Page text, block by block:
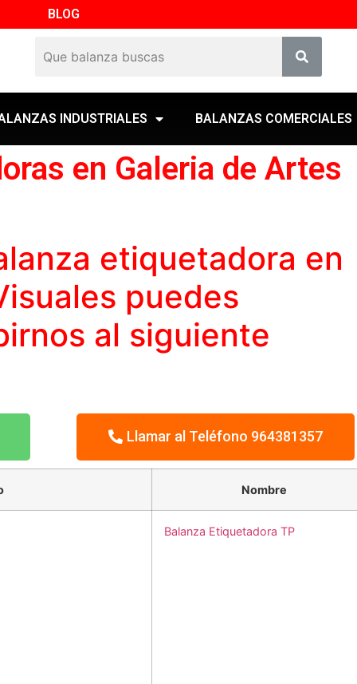
BLOG
INDUSTRIALES BALANZAS COMERCIALES
en Galeria de Artes
etiquetadora en
puedes
al siguiente
Llamar al Teléfono 964381357
Nombre
Balanza Etiquetadora TP